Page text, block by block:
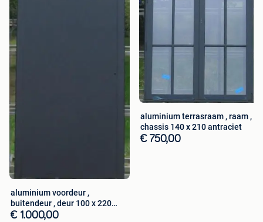
aluminium voordeur ,
buitendeur , deur 100 x 220
zwart 9005
€ 1.000,00
aluminium terrasraam , raam ,
chassis 140 x 210 antraciet
€ 750,00